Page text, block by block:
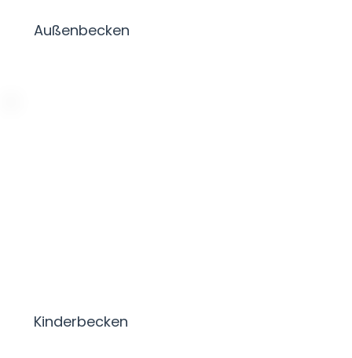
Außenbecken
Kinderbecken